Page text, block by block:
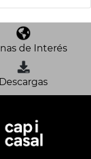
de Interés
Descargas